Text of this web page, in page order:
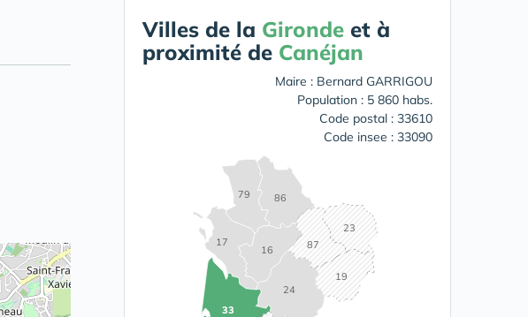
Villes de la Gironde et à
proximité de Canéjan
Maire : Bernard GARRIGOU
Population : 5 860 habs.
Code postal : 33610
Code insee : 33090
16
17
19
23
24
33
79 86
87